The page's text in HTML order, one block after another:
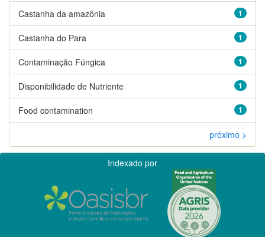
1
Castanha da amazônia
1
Castanha do Para
1
Contaminação Fúngica
1
Disponibilidade de Nutriente
1
Food contamination
próximo >
Indexado por